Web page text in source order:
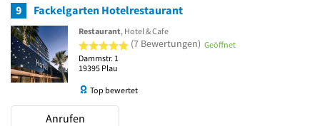
9 Fackelgarten Hotelrestaurant
Restaurant, Hotel & Cafe
5 von 5 Sternen
(7 Bewertungen) Geöffnet
Dammstr. 1
19395 Plau
Top bewertet
Anrufen